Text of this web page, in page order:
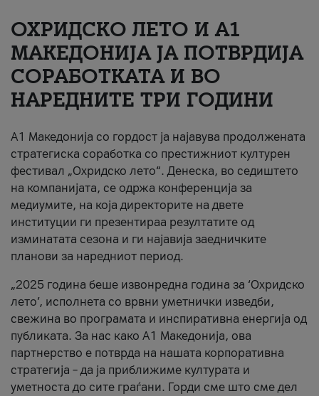
#ПодобарОнлајн
ОХРИДСКО ЛЕТО И A1
МАКЕДОНИЈА ЈА ПОТВРДИЈА
СОРАБОТКАТА И ВО
НАРЕДНИТЕ ТРИ ГОДИНИ
A1 Македонија со гордост ја најавува продолжената
стратегиска соработка со престижниот културен
фестивал „Охридско лето“. Денеска, во седиштето
на компанијата, се одржа конференција за
медиумите, на која директорите на двете
институции ги презентираа резултатите од
изминатата сезона и ги најавија заедничките
планови за наредниот период.
„2025 година беше извонредна година за ‘Охридско
лето’, исполнета со врвни уметнички изведби,
свежина во програмата и инспиративна енергија од
публиката. За нас како A1 Македонија, ова
партнерство е потврда на нашата корпоративна
стратегија – да ја приближиме културата и
уметноста до сите граѓани. Горди сме што сме дел